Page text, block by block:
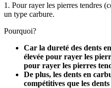
1. Pour rayer les pierres tendres
un type carbure.
Pourquoi?
Car la dureté des dents
élevée pour rayer les
pour rayer les pierres
De plus, les dents en
compétitives que les